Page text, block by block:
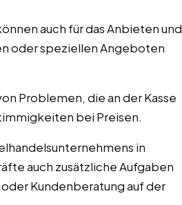
auch für das Anbieten und
oder speziellen Angeboten
Problemen, die an der Kasse
bei Preisen.
in
auch zusätzliche Aufgaben
Kundenberatung auf der